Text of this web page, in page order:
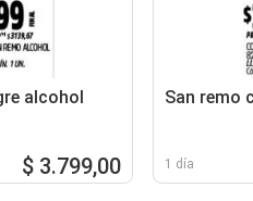
alcohol
$ 3.799,00
San remo
1 día